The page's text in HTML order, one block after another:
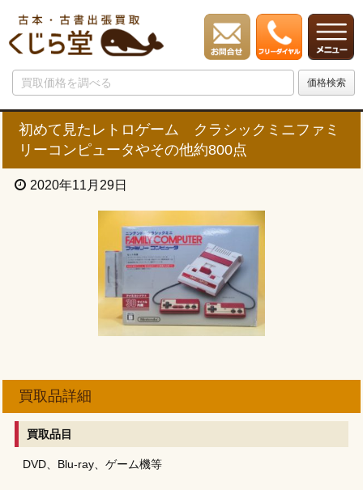
初めて見たレトロゲーム クラシックミニファミ
リーコンピュータやその他約800点
2020年11月29日
買取品詳細
買取品目
DVD、Blu-ray、ゲーム機等